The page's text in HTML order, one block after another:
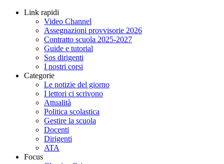
Link rapidi
Video Channel
Assegnazioni provvisorie 2026
Contratto scuola 2025-2027
Guide e tutorial
Sos dirigenti
I nostri corsi
Categorie
Le notizie del giorno
I lettori ci scrivono
Attualità
Politica scolastica
Gestire la scuola
Docenti
Dirigenti
ATA
Focus